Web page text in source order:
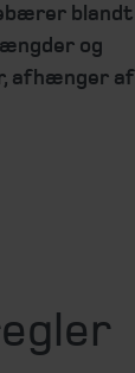
blandt
og
afhænger af